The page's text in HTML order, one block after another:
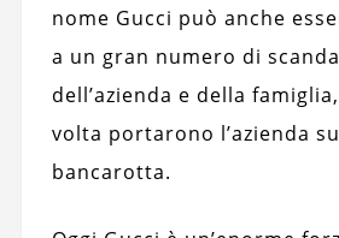
nome Gucci può anche
a un gran numero di
dell’azienda e della
volta portarono l’azienda
bancarotta.